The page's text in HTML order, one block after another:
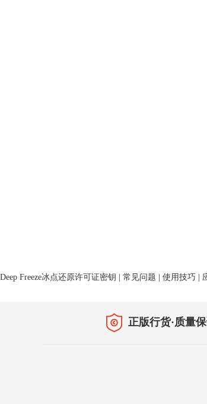
Deep Freeze冰点还原许可证密钥 常见问题 使用技巧
正版行货·质量